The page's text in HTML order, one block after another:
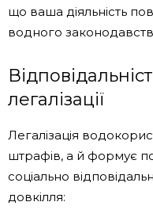
що ваша діяльність
водного
легалізації
Легалізація
штрафів, а й формує
соціально
довкілля: